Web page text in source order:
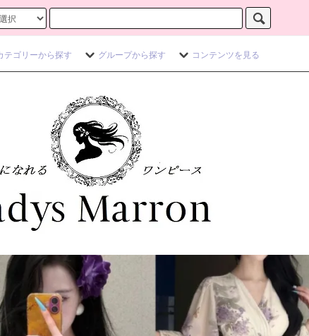
テゴリーから探す グループから探す コンテンツを見る